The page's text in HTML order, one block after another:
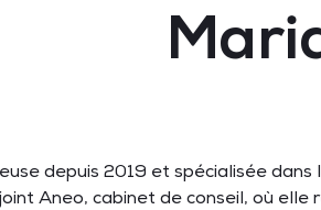
depuis 2019 et spécialisée
Aneo, cabinet de conseil, où